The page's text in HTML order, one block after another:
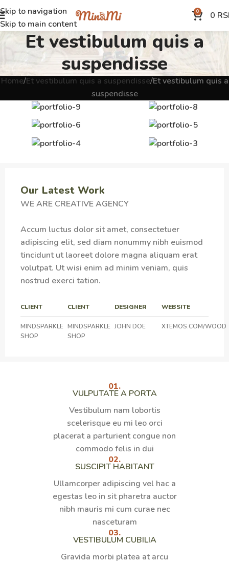
Skip to navigation
Skip to main content
0 0
Et vestibulum quis a
suspendisse
Home Et vestibulum quis a suspendisse Et vestibulum quis a
suspendisse
Our Latest Work
WE ARE CREATIVE AGENCY
Accum luctus dolor sit amet, consectetuer
adipiscing elit, sed diam nonummy nibh euismod
tincidunt ut laoreet dolore magna aliquam erat
volutpat. Ut wisi enim ad minim veniam, quis
nostrud exerci tation.
CLIENT
MINDSPARKLE
SHOP
CLIENT
MINDSPARKLE
SHOP
DESIGNER
JOHN DOE
WEBSITE
XTEMOS.COM/WOOD
01.
VULPUTATE A PORTA
Vestibulum nam lobortis
scelerisque eu mi leo orci
placerat a parturient congue non
commodo felis in dui
02.
SUSCIPIT HABITANT
Ullamcorper adipiscing vel hac a
egestas leo in sit pharetra auctor
nibh mauris mi cum curae nec
nasceturam
03.
VESTIBULUM CUBILIA
Gravida morbi platea at arcu